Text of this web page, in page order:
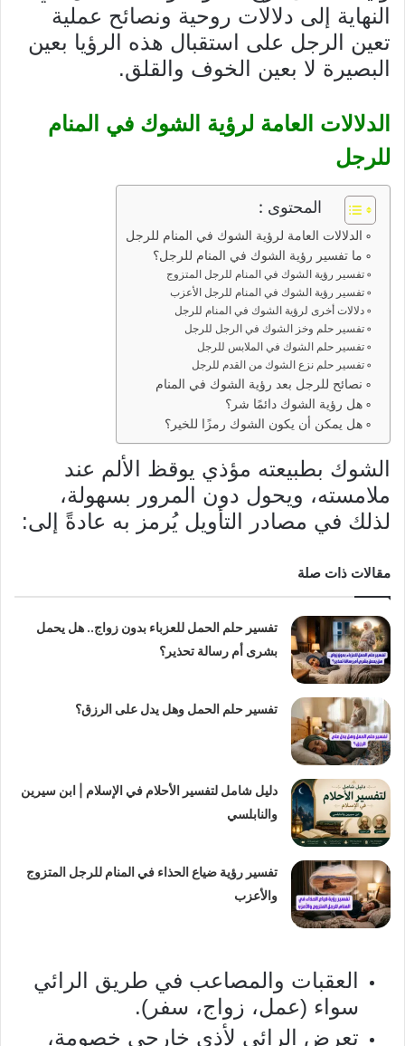
النهاية إلى دلالات روحية ونصائح عملية
تعين الرجل على استقبال هذه الرؤيا بعين
البصيرة لا بعين الخوف والقلق.
الدلالات العامة لرؤية الشوك في المنام
للرجل
المحتوى :
الدلالات العامة لرؤية الشوك في المنام للرجل
ما تفسير رؤية الشوك في المنام للرجل؟
تفسير رؤية الشوك في المنام للرجل المتزوج
تفسير رؤية الشوك في المنام للرجل الأعزب
دلالات أخرى لرؤية الشوك في المنام للرجل
تفسير حلم وخز الشوك في الرجل للرجل
تفسير حلم الشوك في الملابس للرجل
تفسير حلم نزع الشوك من القدم للرجل
نصائح للرجل بعد رؤية الشوك في المنام
هل رؤية الشوك دائمًا شر؟
هل يمكن أن يكون الشوك رمزًا للخير؟
الشوك بطبيعته مؤذي يوقظ الألم عند
ملامسته، ويحول دون المرور بسهولة،
لذلك في مصادر التأويل يُرمز به عادةً إلى:
مقالات ذات صلة
تفسير حلم الحمل للعزباء بدون زواج.. هل يحمل
بشرى أم رسالة تحذير؟
تفسير حلم الحمل وهل يدل على الرزق؟
دليل شامل لتفسير الأحلام في الإسلام | ابن سيرين
والنابلسي
تفسير رؤية ضياع الحذاء في المنام للرجل المتزوج
والأعزب
العقبات والمصاعب في طريق الرائي
سواء (عمل، زواج، سفر).
تعرض الرائي لأذى خارجي خصومة،